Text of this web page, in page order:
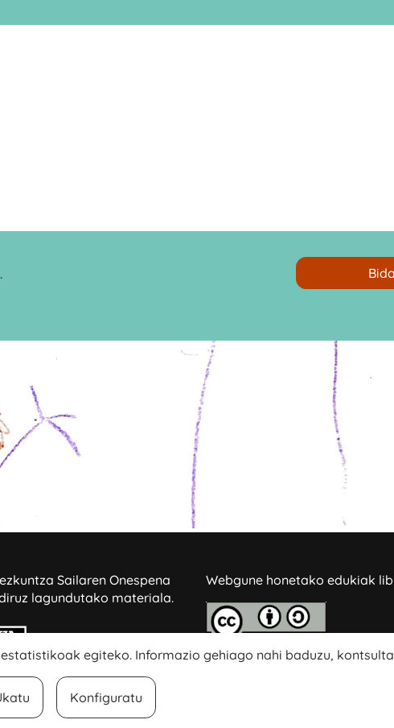
Sailaren Onespena
lagundutako materiala.
Webgune honetako edukiak
egiteko. Informazio gehiago nahi baduzu,
Konfiguratu